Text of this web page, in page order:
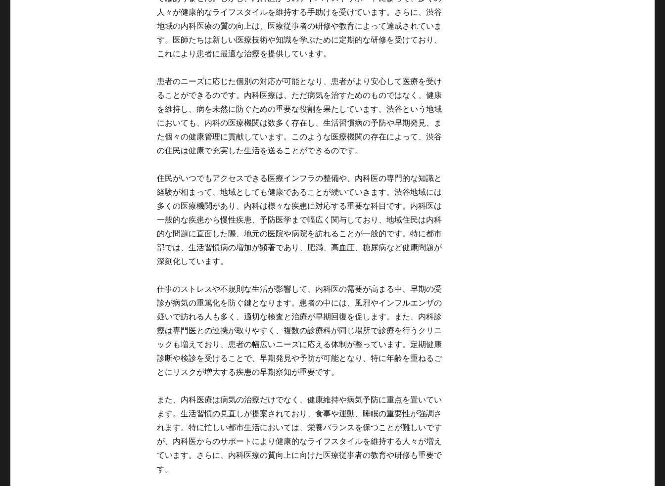
人々が健康的なライフスタイルを維持する手助けを受けています。さらに、渋谷
地域の内科医療の質の向上は、医療従事者の研修や教育によって達成されていま
す。医師たちは新しい医療技術や知識を学ぶために定期的な研修を受けており、
これにより患者に最適な治療を提供しています。
患者のニーズに応じた個別の対応が可能となり、患者がより安心して医療を受け
ることができるのです。内科医療は、ただ病気を治すためのものではなく、健康
を維持し、病を未然に防ぐための重要な役割を果たしています。渋谷という地域
においても、内科の医療機関は数多く存在し、生活習慣病の予防や早期発見、ま
た個々の健康管理に貢献しています。このような医療機関の存在によって、渋谷
の住民は健康で充実した生活を送ることができるのです。
住民がいつでもアクセスできる医療インフラの整備や、内科医の専門的な知識と
経験が相まって、地域としても健康であることが続いていきます。渋谷地域には
多くの医療機関があり、内科は様々な疾患に対応する重要な科目です。内科医は
一般的な疾患から慢性疾患、予防医学まで幅広く関与しており、地域住民は内科
的な問題に直面した際、地元の医院や病院を訪れることが一般的です。特に都市
部では、生活習慣病の増加が顕著であり、肥満、高血圧、糖尿病など健康問題が
深刻化しています。
仕事のストレスや不規則な生活が影響して、内科医の需要が高まる中、早期の受
診が病気の重篤化を防ぐ鍵となります。患者の中には、風邪やインフルエンザの
疑いで訪れる人も多く、適切な検査と治療が早期回復を促します。また、内科診
療は専門医との連携が取りやすく、複数の診療科が同じ場所で診療を行うクリニ
ックも増えており、患者の幅広いニーズに応える体制が整っています。定期健康
診断や検診を受けることで、早期発見や予防が可能となり、特に年齢を重ねるご
とにリスクが増大する疾患の早期察知が重要です。
また、内科医療は病気の治療だけでなく、健康維持や病気予防に重点を置いてい
ます。生活習慣の見直しが提案されており、食事や運動、睡眠の重要性が強調さ
れます。特に忙しい都市生活においては、栄養バランスを保つことが難しいです
が、内科医からのサポートにより健康的なライフスタイルを維持する人々が増え
ています。さらに、内科医療の質向上に向けた医療従事者の教育や研修も重要で
す。